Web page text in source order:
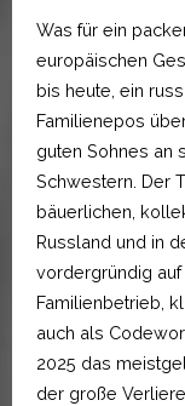
Was für ein
europäischen
bis heute, ein
Familienepos
guten Sohnes an
Schwestern. Der
bäuerlichen,
Russland und in
vordergründig
Familienbetrieb,
auch als
2025 das
der große